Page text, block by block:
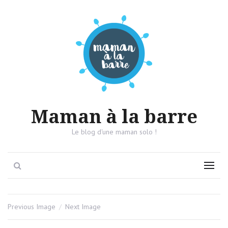
Maman à la barre
Le blog d'une maman solo !
Menu
Previous Image Next Image